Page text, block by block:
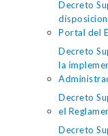
Decreto
Portal del
Decreto
la
Decreto
el
Decreto